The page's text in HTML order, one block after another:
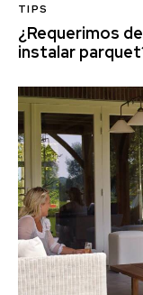
TIPS
¿Requerimos
instalar